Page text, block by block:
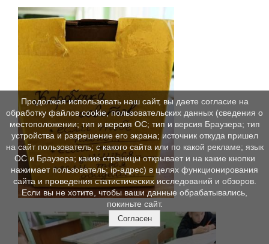
Продолжая использовать наш сайт, вы даете согласие на
обработку файлов cookie, пользовательских данных (сведения о
местоположении; тип и версия ОС; тип и версия Браузера; тип
устройства и разрешение его экрана; источник откуда пришел
на сайт пользователь; с какого сайта или по какой рекламе; язык
ОС и Браузера; какие страницы открывает и на какие кнопки
нажимает пользователь; ip-адрес) в целях функционирования
сайта и проведения статистических исследований и обзоров.
Если вы не хотите, чтобы ваши данные обрабатывались,
покиньте сайт.
Согласен